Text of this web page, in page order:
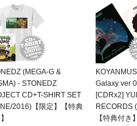
(MEGA-G &
- STONEDZ
CD+T-SHIRT SET
2016)【限定】【特典
Galaxy ver
[CDRx2]
RECORDS
【特典付き